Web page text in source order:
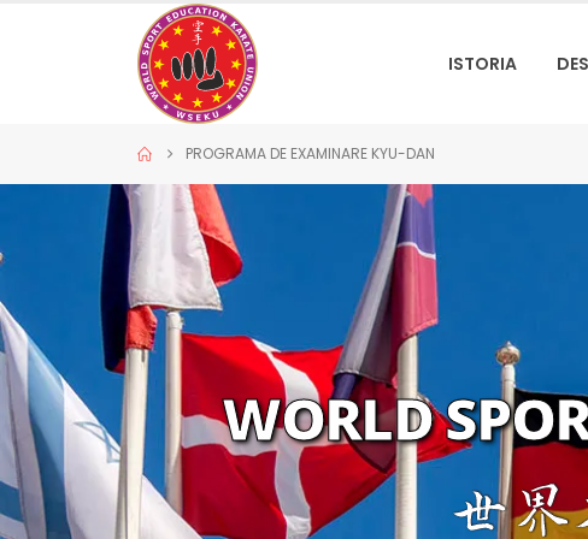
ISTORIA
PROGRAMA DE EXAMINARE KYU-DAN
WORLD